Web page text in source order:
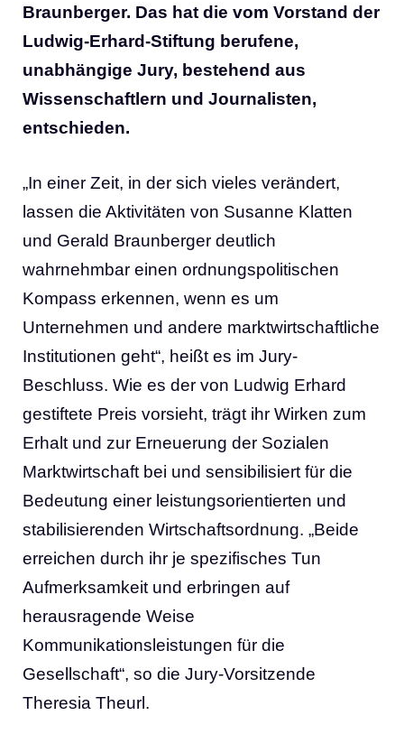
Braunberger. Das hat die vom Vorstand der
Ludwig-Erhard-Stiftung berufene,
unabhängige Jury, bestehend aus
Wissenschaftlern und Journalisten,
entschieden.
„In einer Zeit, in der sich vieles verändert,
lassen die Aktivitäten von Susanne Klatten
und Gerald Braunberger deutlich
wahrnehmbar einen ordnungspolitischen
Kompass erkennen, wenn es um
Unternehmen und andere marktwirtschaftliche
Institutionen geht“, heißt es im Jury-
Beschluss. Wie es der von Ludwig Erhard
gestiftete Preis vorsieht, trägt ihr Wirken zum
Erhalt und zur Erneuerung der Sozialen
Marktwirtschaft bei und sensibilisiert für die
Bedeutung einer leistungsorientierten und
stabilisierenden Wirtschaftsordnung. „Beide
erreichen durch ihr je spezifisches Tun
Aufmerksamkeit und erbringen auf
herausragende Weise
Kommunikationsleistungen für die
Gesellschaft“, so die Jury-Vorsitzende
Theresia Theurl.